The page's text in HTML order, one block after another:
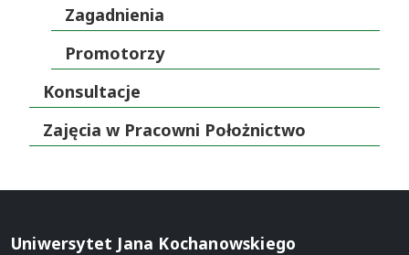
Zagadnienia
Promotorzy
Konsultacje
Zajęcia w Pracowni Położnictwo
Uniwersytet Jana Kochanowskiego